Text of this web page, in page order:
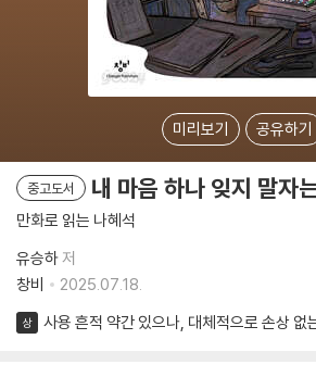
미리보기 공유하기
중고도서 내 마음 하나 잊지 말자
만화로 읽는 나혜석
유승하저
창비
2025.07.18.
상 사용 흔적 약간 있으나, 대체적으로 손상 없